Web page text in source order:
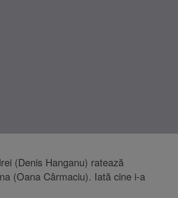
(Denis Hanganu) ratează
(Oana Cârmaciu). Iată cine i-a